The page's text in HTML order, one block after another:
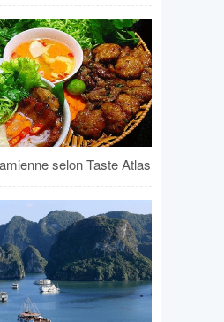
selon Taste Atlas